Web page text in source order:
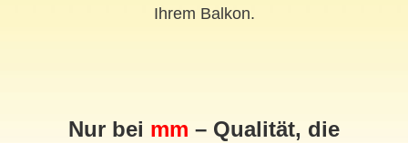
Ihrem Balkon.
Nur bei mm – Qualität, die